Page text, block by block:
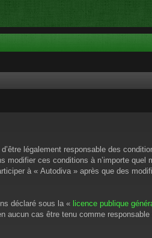
légalement responsable des
ces conditions à n’importe quel
à « Autodiva » après que des
déclaré sous la « licence publique
cas être tenu comme